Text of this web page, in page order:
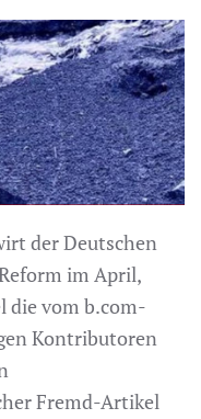
der Deutschen
im April,
die vom b.com-
Kontributoren
Fremd-Artikel